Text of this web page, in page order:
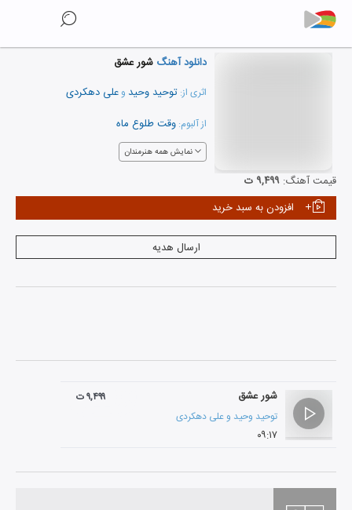
دانلود آهنگ شور عشق
اثری از: توحید وحید و علی دهکردی
از آلبوم: وقت طلوع ماه
نمایش همه هنرمندان
قیمت آهنگ: ۹,۴۹۹ ت
افزودن به سبد خرید
ارسال هدیه
شور عشق
توحید وحید و علی دهکردی
۰۹:۱۷
۹,۴۹۹ ت